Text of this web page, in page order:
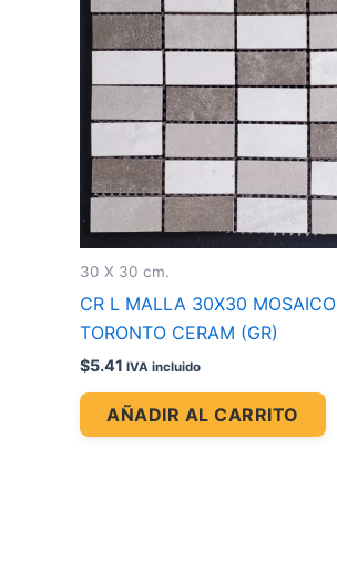
30 X 30 cm.
CR L MALLA 30X30 MOSAICO
TORONTO CERAM (GR)
$5.41 IVA incluido
AÑADIR AL CARRITO